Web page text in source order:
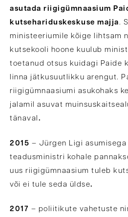
asutada riigigümnaasium
kutsehariduskeskuse majja.
ministeeriumile kõige lihtsam
kutsekooli hoone kuulub
toetanud otsus kuidagi Paide
linna jätkusuutlikku arengut.
riigigümnaasiumi asukohaks
jalamil asuvat
tänaval .
2015 – Jürgen Ligi asumisega
teadusministri kohale
uus riigigümnaasium tuleb
või ei tule seda üldse.
2017 – poliitikute vahetuste